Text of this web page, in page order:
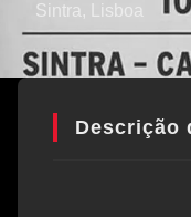
Sintra , Lisboa
Descrição